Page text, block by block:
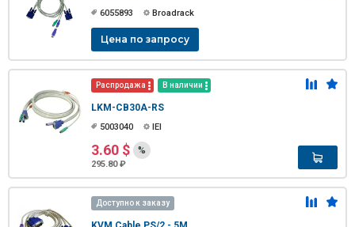
6055893 Broadrack
Цена по запросу
Распродажа В наличии
LKM-CB30A-RS
5003040 IEI
3.60 $
295.80 ₽
%
Доступно к заказу